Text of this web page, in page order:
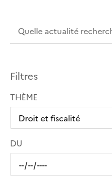
Filtres
THÈME
DU